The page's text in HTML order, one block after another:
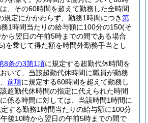
、その60時間を超えて勤務した全時間
規定にかかわらず、勤務1時間につき第
1時間当たりの給与額に100分の150(そ
ら翌日の午前5時までの間である場合
を乗じて得た額を時間外勤務手当とし
8条の3第1項に規定する超勤代休時間を
いて、当該超勤代休時間に職員が勤務
前項に規定する60時間を超えて勤務し
超勤代休時間の指定に代えられた時間
係る時間に対しては、当該時間1時間に
定する勤務1時間当たりの給与額に100分
後10時から翌日の午前5時までの間で